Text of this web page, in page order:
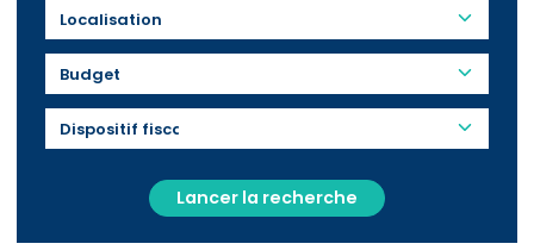
Budget
Lancer la recherche